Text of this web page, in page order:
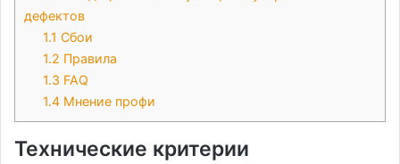
дефектов
1.1 Сбои
1.2 Правила
1.3 FAQ
1.4 Мнение профи
Технические критерии